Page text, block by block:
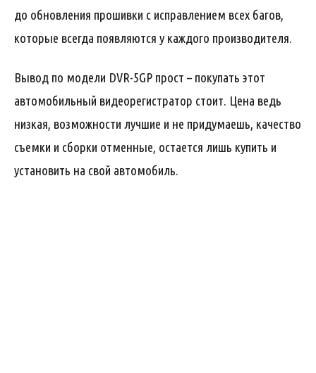
до обновления прошивки с исправлением всех багов,
которые всегда появляются у каждого производителя.
Вывод по модели DVR-5GP прост – покупать этот
автомобильный видеорегистратор стоит. Цена ведь
низкая, возможности лучшие и не придумаешь, качество
съемки и сборки отменные, остается лишь купить и
установить на свой автомобиль.